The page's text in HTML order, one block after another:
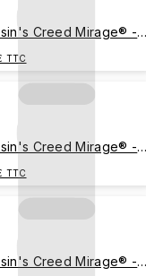
Creed Mirage® -
TTC
Creed Mirage® -
TTC
Creed Mirage® -